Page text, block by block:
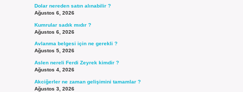
Dolar nereden satın alınabilir ?
Ağustos 6, 2026
Kumrular sadık mıdır ?
Ağustos 6, 2026
Avlanma belgesi için ne gerekli ?
Ağustos 5, 2026
Aslen nereli Ferdi Zeyrek kimdir ?
Ağustos 4, 2026
Akciğerler ne zaman gelişimini tamamlar ?
Ağustos 3, 2026